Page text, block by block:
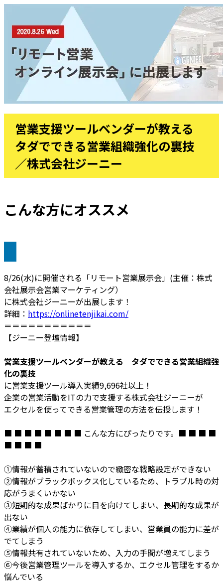
営業支援ツールベンダーが教える
タダでできる営業組織強化の裏技
／株式会社ジーニー
こんな方にオススメ
8/26(水)に開催される「リモート営業展示会」(主催：株式
会社展示会営業マーケティング）
に株式会社ジーニーが出展します！
詳細： https://onlinetenjikai.com/
＝＝＝＝＝＝＝＝＝＝＝
【ジーニー登壇情報】
営業支援ツールベンダーが教える タダでできる営業組織強
化の裏技
に営業支援ツール導入実績9,696社以上！
企業の営業活動をITの力で支援する株式会社ジーニーが
エクセルを使ってできる営業管理の方法を伝授します！
■ ■ ■ ■ ■ ■ ■ ■ こんな方にぴったりです。■ ■ ■ ■
■ ■ ■ ■
①情報が蓄積されていないので緻密な戦略設定ができない
②情報がブラックボックス化しているため、トラブル時の対
応がうまくいかない
③短期的な成果ばかりに目を向けてしまい、長期的な成果が
出ない
④業績が個人の能力に依存してしまい、営業員の能力に差が
でてしまう
⑤情報共有されていないため、入力の手間が増えてしまう
⑥今後営業管理ツールを導入するか、エクセル管理をするか
悩んでいる